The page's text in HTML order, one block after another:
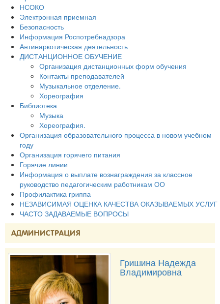
НСОКО
Электронная приемная
Безопасность
Информация Роспотребнадзора
Антинаркотическая деятельность
ДИСТАНЦИОННОЕ ОБУЧЕНИЕ
Организация дистанционных форм обучения
Контакты преподавателей
Музыкальное отделение.
Хореография
Библиотека
Музыка
Хореография.
Организация образовательного процесса в новом учебном
году
Организация горячего питания
Горячие линии
Информация о выплате вознаграждения за классное
руководство педагогическим работникам ОО
Профилактика гриппа
НЕЗАВИСИМАЯ ОЦЕНКА КАЧЕСТВА ОКАЗЫВАЕМЫХ УСЛУГ
ЧАСТО ЗАДАВАЕМЫЕ ВОПРОСЫ
АДМИНИСТРАЦИЯ
Гришина Надежда
Владимировна